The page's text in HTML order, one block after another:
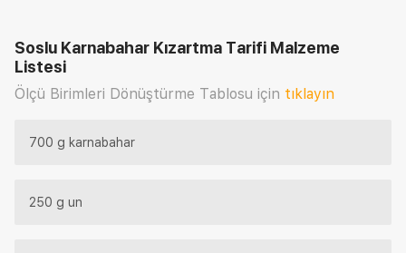
Soslu Karnabahar Kızartma Tarifi Malzeme
Listesi
Ölçü Birimleri Dönüştürme Tablosu için tıklayın
700 g karnabahar
250 g un